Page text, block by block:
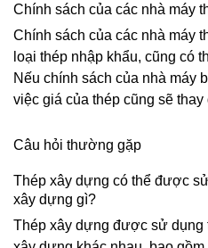
Chính sách của các nhà máy
Chính sách của các nhà máy
loại thép nhập khẩu, cũng có
Nếu chính sách của nhà máy
việc giá của thép cũng sẽ
Câu hỏi thường gặp
Thép xây dựng có thể được
xây dựng gì?
Thép xây dựng được sử dụng